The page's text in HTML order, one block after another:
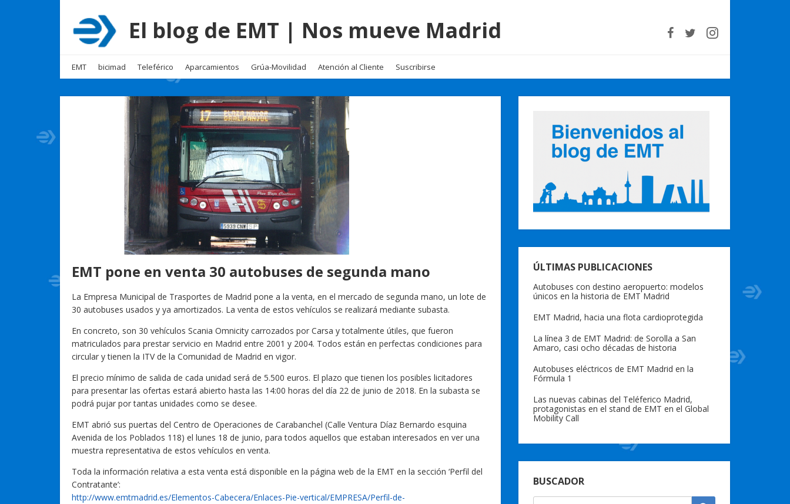
El blog de EMT | Nos mueve Madrid
EMT bicimad Teleférico Aparcamientos Grúa-Movilidad Atención al Cliente Suscribirse
EMT pone en venta 30 autobuses de segunda mano
La Empresa Municipal de Trasportes de Madrid pone a la venta, en el mercado de segunda mano, un lote de
30 autobuses usados y ya amortizados. La venta de estos vehículos se realizará mediante subasta.
En concreto, son 30 vehículos Scania Omnicity carrozados por Carsa y totalmente útiles, que fueron
matriculados para prestar servicio en Madrid entre 2001 y 2004. Todos están en perfectas condiciones para
circular y tienen la ITV de la Comunidad de Madrid en vigor.
El precio mínimo de salida de cada unidad será de 5.500 euros. El plazo que tienen los posibles licitadores
para presentar las ofertas estará abierto hasta las 14:00 horas del día 22 de junio de 2018. En la subasta se
podrá pujar por tantas unidades como se desee.
EMT abrió sus puertas del Centro de Operaciones de Carabanchel (Calle Ventura Díaz Bernardo esquina
Avenida de los Poblados 118) el lunes 18 de junio, para todos aquellos que estaban interesados en ver una
muestra representativa de estos vehículos en venta.
Toda la información relativa a esta venta está disponible en la página web de la EMT en la sección ‘Perfil del
Contratante’:
http://www.emtmadrid.es/Elementos-Cabecera/Enlaces-Pie-vertical/EMPRESA/Perfil-de-
ÚLTIMAS PUBLICACIONES
Autobuses con destino aeropuerto: modelos
únicos en la historia de EMT Madrid
EMT Madrid, hacia una flota cardioprotegida
La línea 3 de EMT Madrid: de Sorolla a San
Amaro, casi ocho décadas de historia
Autobuses eléctricos de EMT Madrid en la
Fórmula 1
Las nuevas cabinas del Teléferico Madrid,
protagonistas en el stand de EMT en el Global
Mobility Call
BUSCADOR